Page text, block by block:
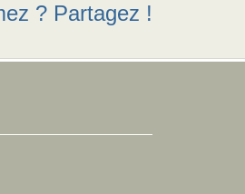
? Partagez !